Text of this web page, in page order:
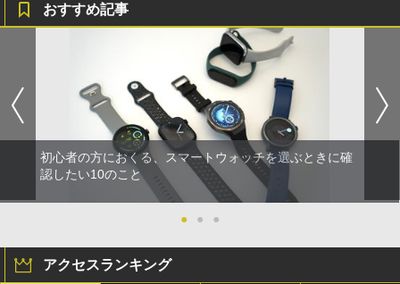
おすすめ記事
初心者の方におくる、スマートウォッチを選ぶときに確
認したい10のこと
● ● ●
アクセスランキング